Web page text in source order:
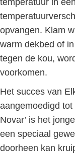
temperatuur in
opvangen. Klam
warm dekbed of
tegen de kou,
voorkomen.
Het succes van
aangemoedigd tot
Novar’ is het
een speciaal
doorheen kan